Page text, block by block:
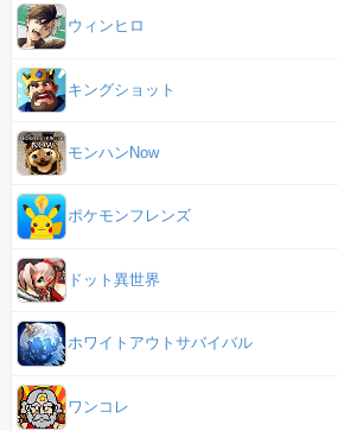
ウィンヒロ
キングショット
モンハンNow
ポケモンフレンズ
ドット異世界
ホワイトアウトサバイバル
ワンコレ